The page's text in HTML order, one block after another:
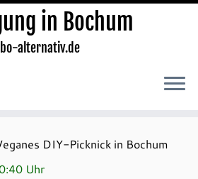
in Bochum
bo-alternativ.de
DIY-Picknick in Bochum
Uhr